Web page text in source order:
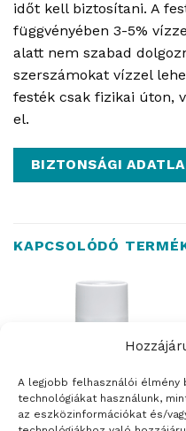
A legjobb felhasználói
technológiákat használunk,
az eszközinformációkat és/
időt kell biztosítani. A
függvényében 3-5%
alatt nem szabad
szerszámokat vízzel
festék csak fizikai úton,
el.
BIZTONSÁGI
KAPCSOLÓDÓ